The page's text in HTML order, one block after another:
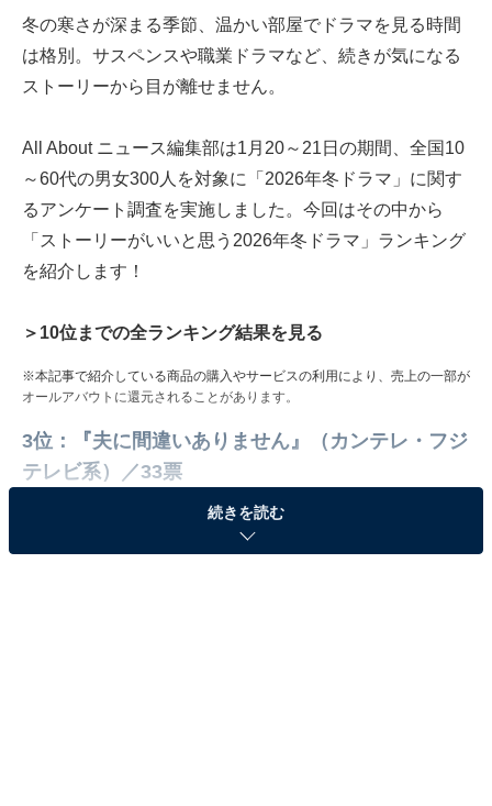
冬の寒さが深まる季節、温かい部屋でドラマを見る時間
は格別。サスペンスや職業ドラマなど、続きが気になる
ストーリーから目が離せません。
All About ニュース編集部は1月20～21日の期間、全国10
～60代の男女300人を対象に「2026年冬ドラマ」に関す
るアンケート調査を実施しました。今回はその中から
「ストーリーがいいと思う2026年冬ドラマ」ランキング
を紹介します！
＞10位までの全ランキング結果を見る
※本記事で紹介している商品の購入やサービスの利用により、売上の一部が
オールアバウトに還元されることがあります。
3位：『夫に間違いありません』（カンテレ・フジ
テレビ系）／33票
続きを読む